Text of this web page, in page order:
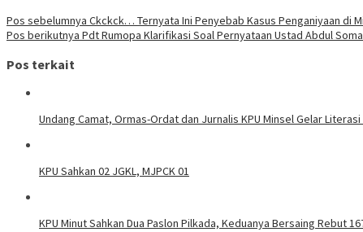
Pos sebelumnya Ckckck… Ternyata Ini Penyebab Kasus Penganiyaan di
Pos berikutnya Pdt Rumopa Klarifikasi Soal Pernyataan Ustad Abdul
Pos terkait
Undang Camat, Ormas-Ordat dan Jurnalis KPU Minsel Gelar
KPU Sahkan 02 JGKL, MJPCK 01
KPU Minut Sahkan Dua Paslon Pilkada, Keduanya Bersaing Rebut